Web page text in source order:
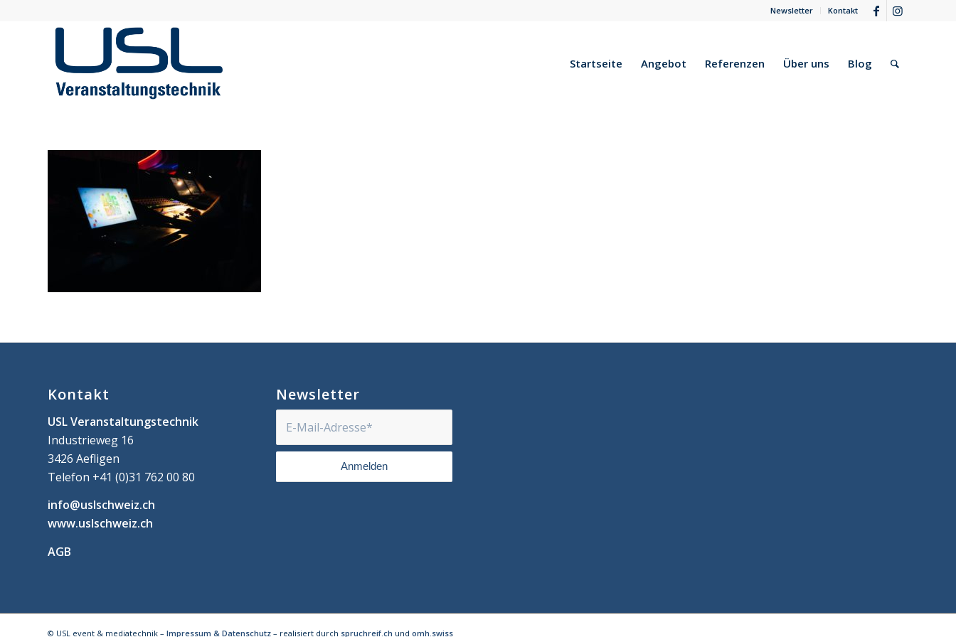
Newsletter Kontakt
Startseite Angebot Referenzen Über uns Blog
Kontakt
USL Veranstaltungstechnik
Industrieweg 16
3426 Aefligen
Telefon +41 (0)31 762 00 80
info@uslschweiz.ch
www.uslschweiz.ch
AGB
Newsletter
© USL event & mediatechnik – Impressum & Datenschutz – realisiert durch spruchreif.ch und omh.swiss